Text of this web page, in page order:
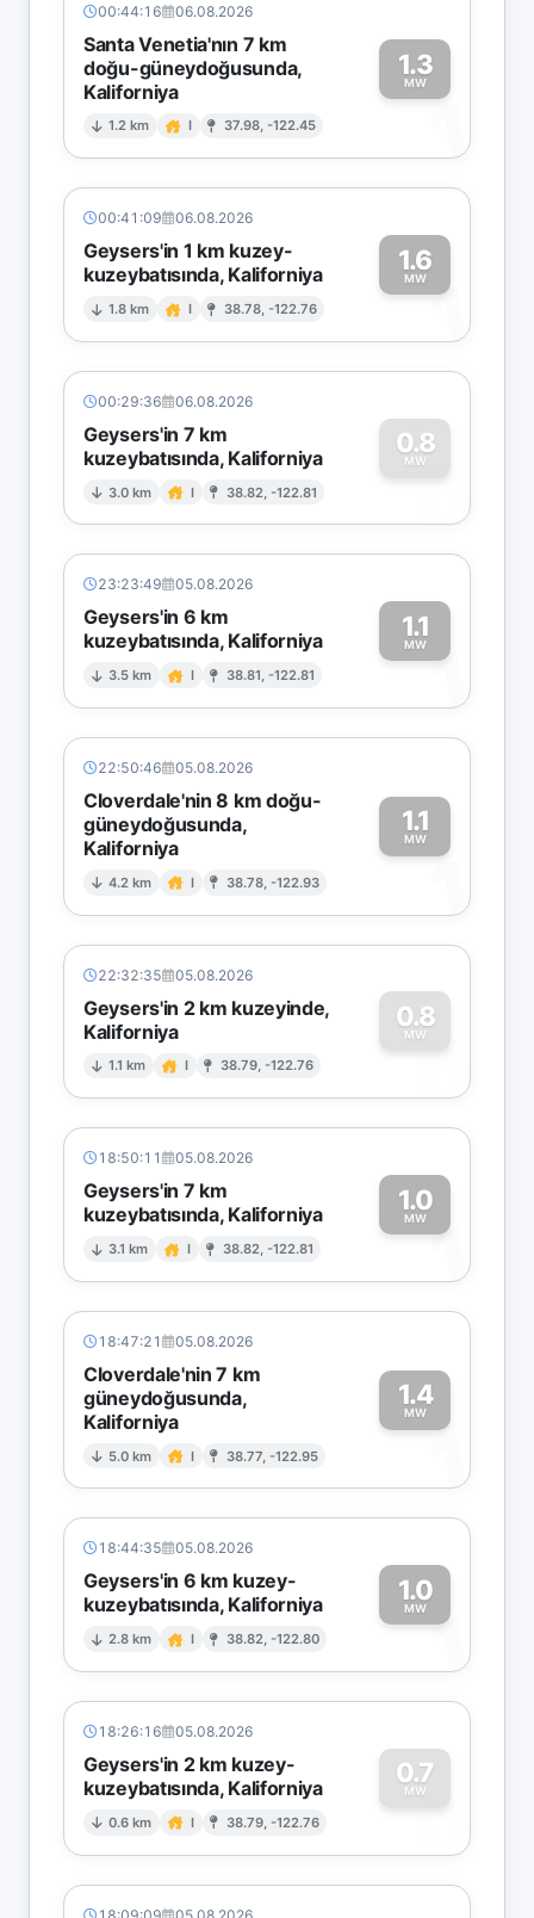
00:44:16 06.08.2026
Santa Venetia'nın 7 km
doğu-güneydoğusunda,
Kaliforniya
1.2 km I 37.98, -122.45
1.3
MW
1
00:41:09 06.08.2026
Geysers'in 1 km kuzey-
kuzeybatısında, Kaliforniya
1.8 km I 38.78, -122.76
1.6
MW1
00:29:36 06.08.2026
Geysers'in 7 km
kuzeybatısında, Kaliforniya
3.0 km I 38.82, -122.81
0.8
MW
0
23:23:49 05.08.2026
Geysers'in 6 km
kuzeybatısında, Kaliforniya
3.5 km I 38.81, -122.81
1.1
MW1
22:50:46 05.08.2026
Cloverdale'nin 8 km doğu-
güneydoğusunda,
Kaliforniya
4.2 km I 38.78, -122.93
1.1
MW
1
22:32:35 05.08.2026
Geysers'in 2 km kuzeyinde,
Kaliforniya
1.1 km I 38.79, -122.76
0.8
MW
0
18:50:11 05.08.2026
Geysers'in 7 km
kuzeybatısında, Kaliforniya
3.1 km I 38.82, -122.81
1.0
MW1
18:47:21 05.08.2026
Cloverdale'nin 7 km
güneydoğusunda,
Kaliforniya
5.0 km I 38.77, -122.95
1.4
MW
1
18:44:35 05.08.2026
Geysers'in 6 km kuzey-
kuzeybatısında, Kaliforniya
2.8 km I 38.82, -122.80
1.0
MW1
18:26:16 05.08.2026
Geysers'in 2 km kuzey-
kuzeybatısında, Kaliforniya
0.6 km I 38.79, -122.76
0.7
MW
0